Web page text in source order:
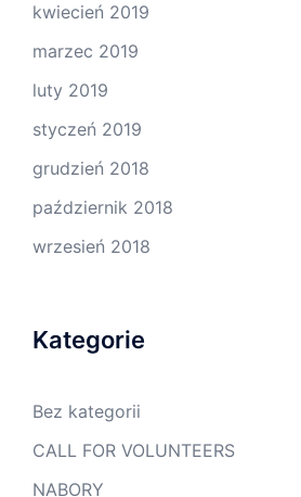
kwiecień 2019
marzec 2019
luty 2019
styczeń 2019
grudzień 2018
październik 2018
wrzesień 2018
Kategorie
Bez kategorii
CALL FOR VOLUNTEERS
NABORY